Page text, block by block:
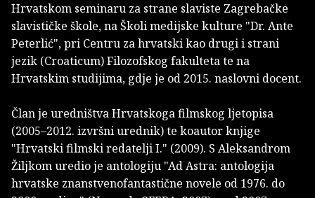
Hrvatskom seminaru za strane slaviste Zagrebačke
slavističke škole, na Školi medijske kulture "Dr. Ante
Peterlić", pri Centru za hrvatski kao drugi i strani
jezik (Croaticum) Filozofskog fakulteta te na
Hrvatskim studijima, gdje je od 2015. naslovni docent.
Član je uredništva Hrvatskoga filmskog ljetopisa
(2005–2012. izvršni urednik) te koautor knjige
"Hrvatski filmski redatelji I." (2009). S Aleksandrom
Žiljkom uredio je antologiju "Ad Astra: antologija
hrvatske znanstvenofantastične novele od 1976. do